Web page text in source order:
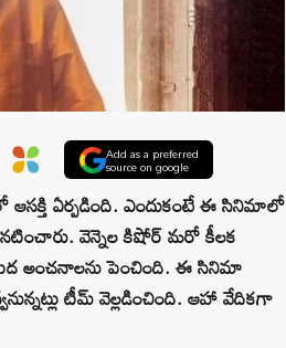
Add as a preferred
source on google
ఆసక్తి ఏర్పడింది. ఎందుకంటే ఈ సినిమాలో
వెన్నెల కిషోర్ మరో కీలక
అంచనాలను పెంచింది. ఈ సినిమా
టీమ్ వెల్లడించింది. ఆహా వేదికగా